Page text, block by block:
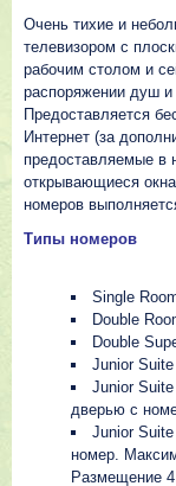
Очень тихие и
телевизором с
рабочим столом и
распоряжении душ
Предоставляется
Интернет (за
предоставляемые
открывающиеся
номеров
Типы номеров
Single
Double
Double
Junior
Junior
дверью с
Junior
номер.
Размещение